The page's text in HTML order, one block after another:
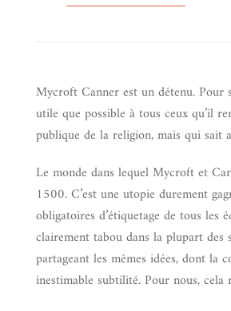
Mycroft Canner est un détenu. Pour
utile que possible à tous ceux qu’il
publique de la religion, mais qui sait
Le monde dans lequel Mycroft et
1500. C’est une utopie durement
obligatoires d’étiquetage de tous
clairement tabou dans la plupart des
partageant les mêmes idées, dont la
inestimable subtilité. Pour nous, cela